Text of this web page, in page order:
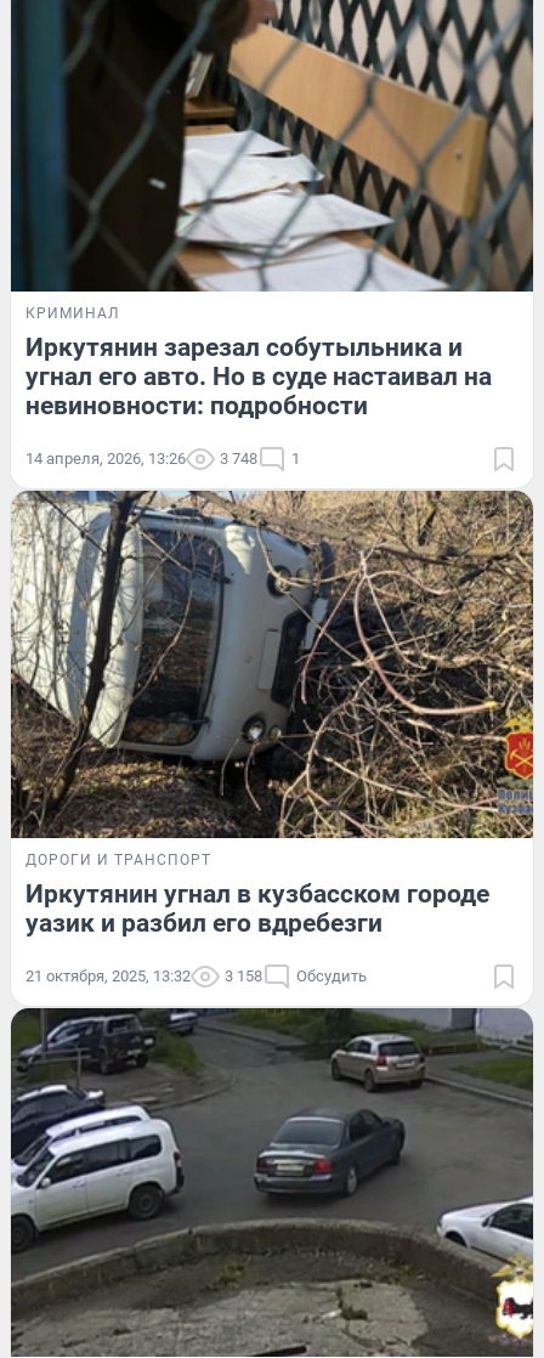
КРИМИНАЛ
Иркутянин зарезал собутыльника и
угнал его авто. Но в суде настаивал на
невиновности: подробности
14 апреля, 2026, 13:26 3 748 1
ДОРОГИ И ТРАНСПОРТ
Иркутянин угнал в кузбасском городе
уазик и разбил его вдребезги
21 октября, 2025, 13:32 3 158 Обсудить